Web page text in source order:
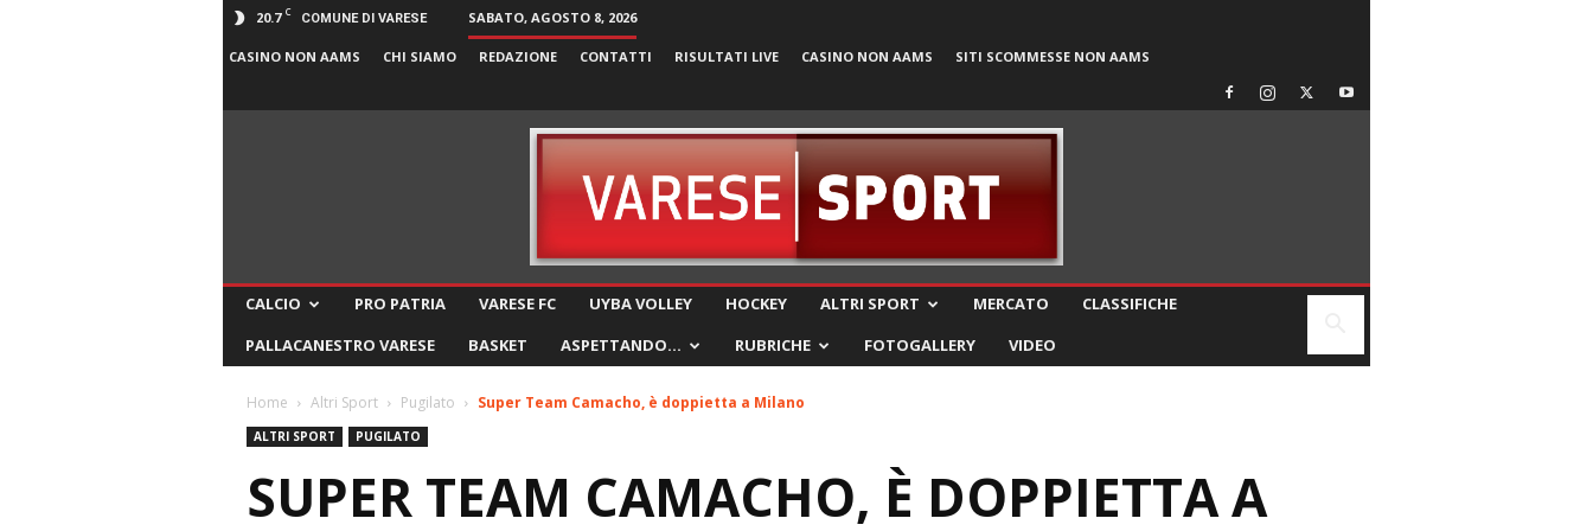
20.7 C COMUNE DI VARESE SABATO, AGOSTO 8, 2026
CASINO NON AAMS CHI SIAMO REDAZIONE CONTATTI RISULTATI LIVE CASINO NON AAMS SITI SCOMMESSE NON AAMS
CALCIO PRO PATRIA VARESE FC UYBA VOLLEY HOCKEY ALTRI SPORT MERCATO
CLASSIFICHE
PALLACANESTRO VARESE
BASKET ASPETTANDO… RUBRICHE FOTOGALLERY VIDEO
Home Altri Sport Pugilato Super Team Camacho, è doppietta a Milano
ALTRI SPORT PUGILATO
SUPER TEAM CAMACHO, È DOPPIETTA A